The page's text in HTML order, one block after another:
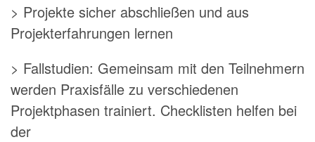
> Projekte sicher abschließen und aus
Projekterfahrungen lernen
> Fallstudien: Gemeinsam mit den Teilnehmern
werden Praxisfälle zu verschiedenen
Projektphasen trainiert. Checklisten helfen bei
der